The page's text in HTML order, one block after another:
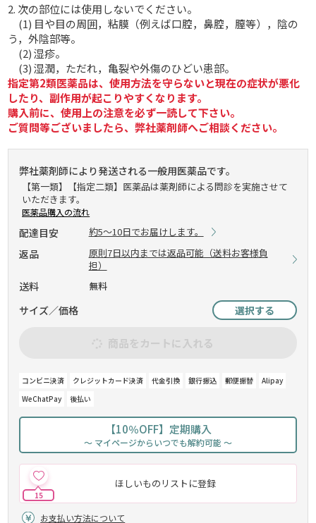
2. 次の部位には使用しないでください。
(1) 目や目の周囲，粘膜（例えば口腔，鼻腔，膣等），陰の
う，外陰部等。
(2) 湿疹。
(3) 湿潤，ただれ，亀裂や外傷のひどい患部。
指定第2類医薬品は、使用方法を守らないと現在の症状が悪化
したり、副作用が起こりやすくなります。
購入前に、使用上の注意を必ず一読して下さい。
ご質問等ございましたら、弊社薬剤師へご相談ください。
弊社薬剤師により発送される一般用医薬品です。
【第一類】【指定二類】医薬品は薬剤師による問診を実施させて
いただきます。
医薬品購入の流れ
配達目安 約5～10日でお届けします。
返品
原則7日以内までは返品可能（送料お客様負
担）
送料 無料
サイズ／価格 選択する
商品をカートに入れる
コンビニ決済 クレジットカード決済 代金引換 銀行振込 郵便振替
Alipay
WeChatPay
後払い
【10％OFF】定期購入
～ マイページからいつでも解約可能 ～
ほしいものリストに登録
15
お支払い方法について